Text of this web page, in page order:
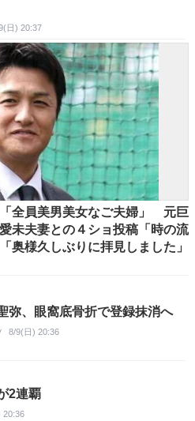
日) 20:37
「全員美男美女なご夫婦」 元巨
未夫妻との４ショ投稿「時の流
様久しぶりに拝見しました」
弥、眼窩底骨折で登録抹消へ
8/9(日) 20:36
2連覇
20:36